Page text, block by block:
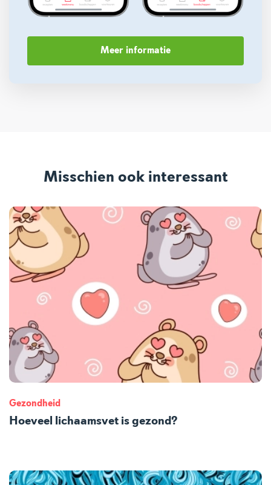
Meer informatie
Misschien ook interessant
Gezondheid
Hoeveel lichaamsvet is gezond?